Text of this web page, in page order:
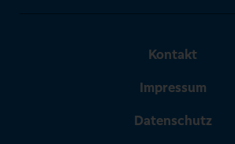
Kontakt
Impressum
Datenschutz